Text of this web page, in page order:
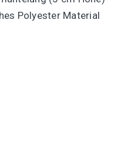
Polyester Material